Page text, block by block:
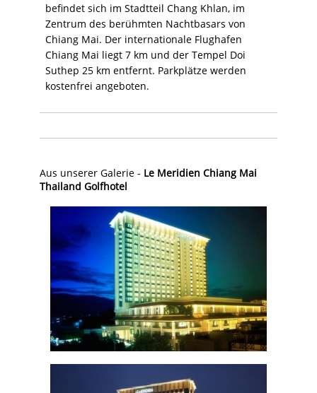
befindet sich im Stadtteil Chang Khlan, im
Zentrum des berühmten Nachtbasars von
Chiang Mai. Der internationale Flughafen
Chiang Mai liegt 7 km und der Tempel Doi
Suthep 25 km entfernt. Parkplätze werden
kostenfrei angeboten.
Aus unserer Galerie - Le Meridien Chiang Mai
Thailand Golfhotel